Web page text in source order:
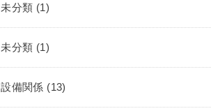
未分類 (1)
未分類 (1)
設備関係 (13)